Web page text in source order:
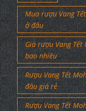
Mua rượu Vang
ở đâu
Giá rượu Vang Tết
bao nhiêu
Rượu Vang Tết
đâu giá rẻ
Rượu Vang Tết